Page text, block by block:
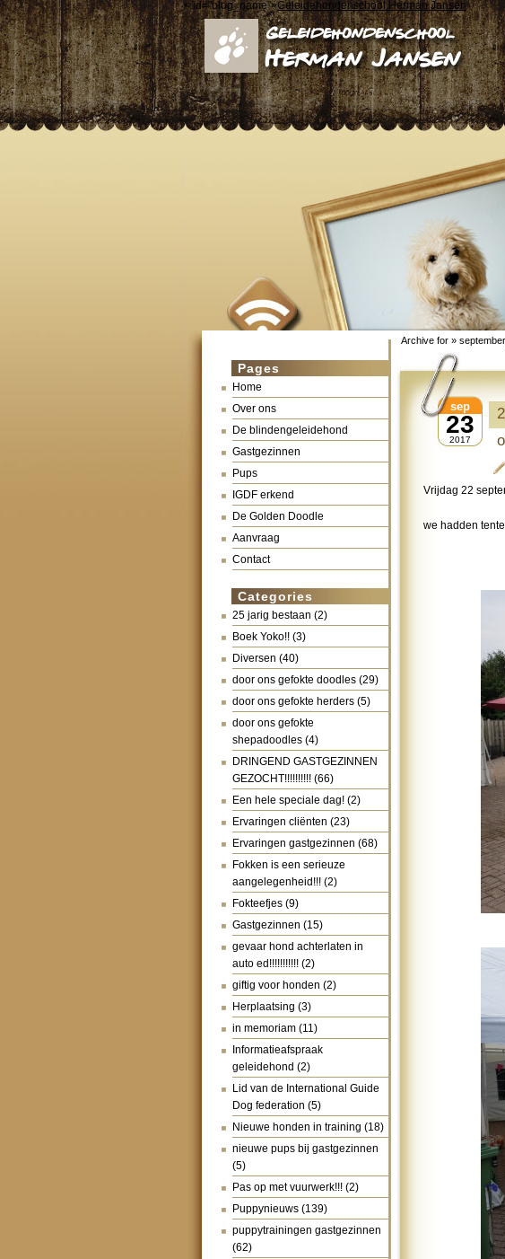
< id="blog_name">Geleidehondenschool Herman Jansen
Pages
Home
Over ons
De blindengeleidehond
Gastgezinnen
Pups
IGDF erkend
De Golden Doodle
Aanvraag
Contact
Categories
25 jarig bestaan (2)
Boek Yoko!! (3)
Diversen (40)
door ons gefokte doodles (29)
door ons gefokte herders (5)
door ons gefokte
shepadoodles (4)
DRINGEND GASTGEZINNEN
GEZOCHT!!!!!!!!!! (66)
Een hele speciale dag! (2)
Ervaringen cliënten (23)
Ervaringen gastgezinnen (68)
Fokken is een serieuze
aangelegenheid!!! (2)
Fokteefjes (9)
Gastgezinnen (15)
gevaar hond achterlaten in
auto ed!!!!!!!!!!! (2)
giftig voor honden (2)
Herplaatsing (3)
in memoriam (11)
Informatieafspraak
geleidehond (2)
Lid van de International Guide
Dog federation (5)
Nieuwe honden in training (18)
nieuwe pups bij gastgezinnen
(5)
Pas op met vuurwerk!!! (2)
Puppynieuws (139)
puppytrainingen gastgezinnen
(62)
Archive for »
23
sep
2017
Vrijdag 22
we hadden